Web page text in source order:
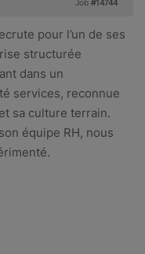
Job #14744
pour l’un de ses
structurée
dans un
services, reconnue
sa culture terrain.
équipe RH, nous